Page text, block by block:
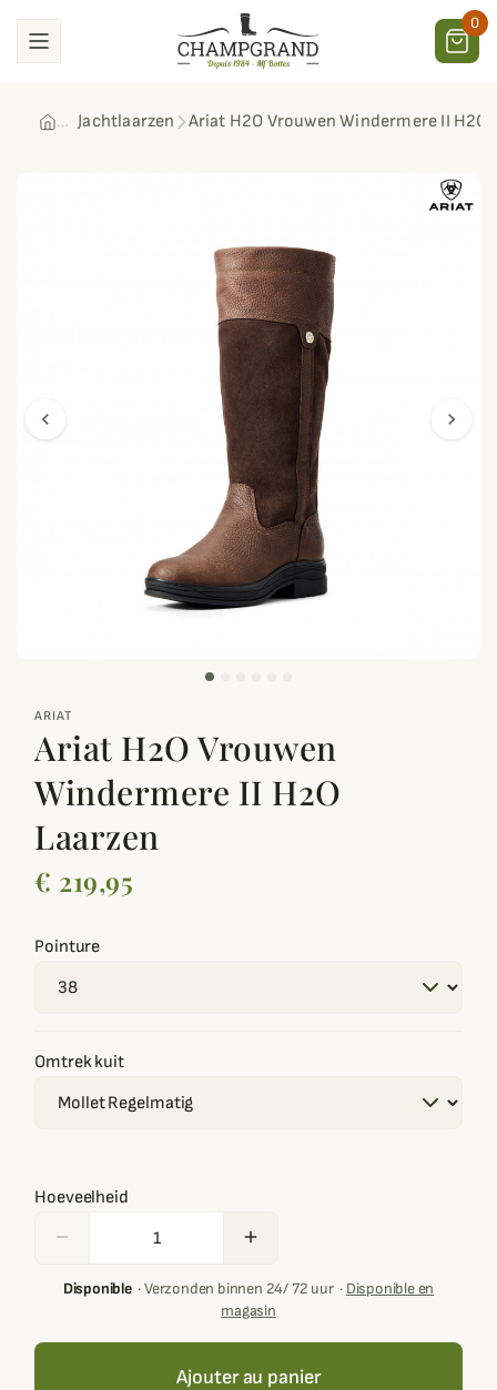
0
Jachtlaarzen Ariat H2O Vrouwen Windermere II H2O
chevron_left chevron_right
ARIAT
Ariat H2O Vrouwen
Windermere II H2O
Laarzen
€ 219,95
Pointure
Omtrek kuit
Hoeveelheid
remove add
Disponible·Verzonden binnen 24/ 72 uur· Disponible en
magasin
Ajouter au panier